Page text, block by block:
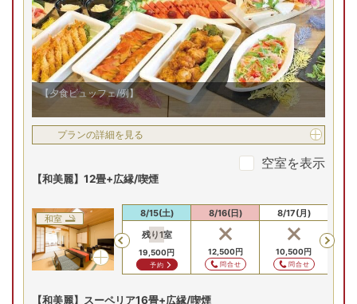
和室12帖シモンズベッド34
㎡喫煙/一例
【和美麗】ツイン+広縁/
喫煙
申込番号 0908-W1011 2名 室時大人1名あたり(税込)
9,000円～
Previous
8/15(土)
20,000 円
8/16(日)
13,000円
8/17(月)
8/18(火)
残り1室
プランの詳細を見る
【夕食ビュッフェ/例】
プランの詳細を見る
空室を表示
【和美麗】12畳+広縁/喫煙
和室
Previous
8/13(木)
円
問合せ
8/14(金)
19,500円
問合せ
8/15(土)
残り1室
19,500円
予約
8/16(日)
12,500円
問合せ
8/17(月)
10,500円
問合せ
【和美麗】スーペリア16畳+広縁/喫煙